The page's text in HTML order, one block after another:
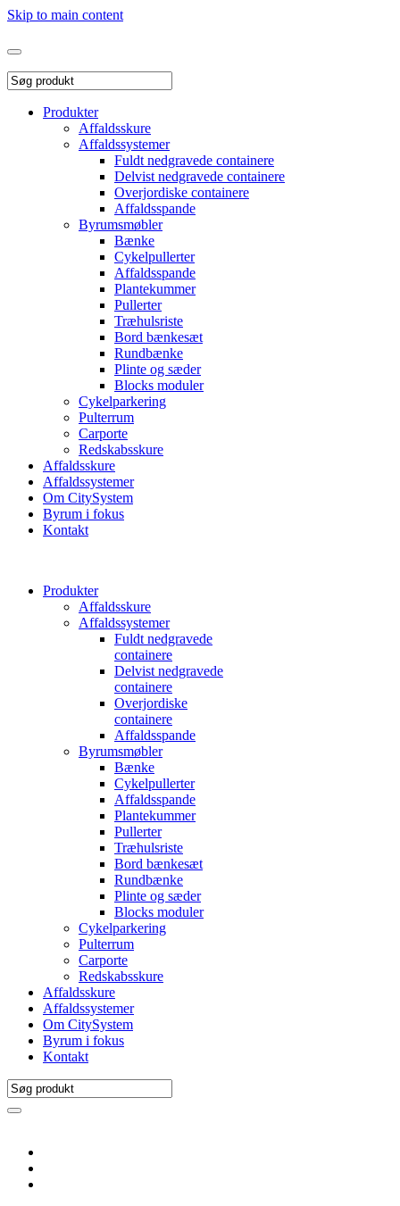
Skip to main content
Produkter
Affaldsskure
Affaldssystemer
Fuldt nedgravede containere
Delvist nedgravede containere
Overjordiske containere
Affaldsspande
Byrumsmøbler
Bænke
Cykelpullerter
Affaldsspande
Plantekummer
Pullerter
Træhulsriste
Bord bænkesæt
Rundbænke
Plinte og sæder
Blocks moduler
Cykelparkering
Pulterrum
Carporte
Redskabsskure
Affaldsskure
Affaldssystemer
Om CitySystem
Byrum i fokus
Kontakt
Produkter
Affaldsskure
Affaldssystemer
Fuldt nedgravede
containere
Delvist nedgravede
containere
Overjordiske
containere
Affaldsspande
Byrumsmøbler
Bænke
Cykelpullerter
Affaldsspande
Plantekummer
Pullerter
Træhulsriste
Bord bænkesæt
Rundbænke
Plinte og sæder
Blocks moduler
Cykelparkering
Pulterrum
Carporte
Redskabsskure
Affaldsskure
Affaldssystemer
Om CitySystem
Byrum i fokus
Kontakt